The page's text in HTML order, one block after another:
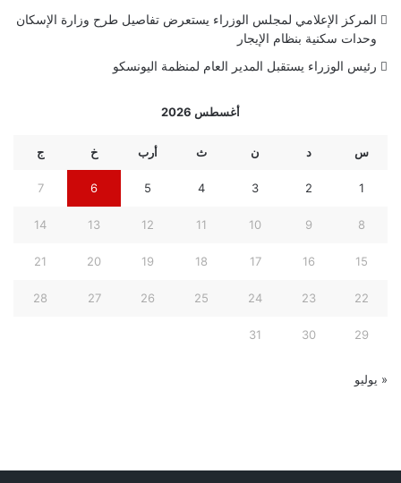
المركز الإعلامي لمجلس الوزراء يستعرض تفاصيل طرح وزارة الإسكان
وحدات سكنية بنظام الإيجار
رئيس الوزراء يستقبل المدير العام لمنظمة اليونسكو
أغسطس 2026
س د ن ث أرب خ ج
1
2
3
4
5
6
7
8
9
10
11
12
13
14
15
16
17
18
19
20
21
22
23
24
25
26
27
28
29
30
31
« يوليو